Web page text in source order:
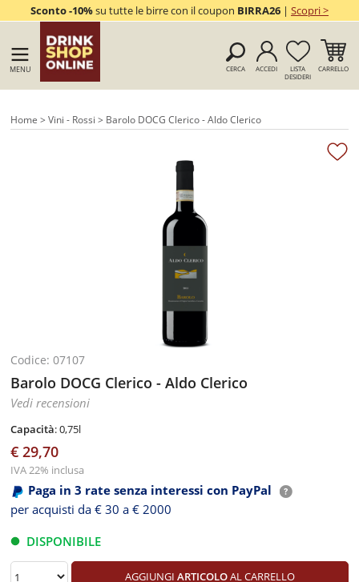
Sconto -10%su tutte le birre con il coupon BIRRA26| Scopri >
MENU CERCA ACCEDI
LISTA
DESIDERI
CARRELLO
Home >Vini - Rossi > Barolo DOCG Clerico - Aldo Clerico
Codice: 07107
Barolo DOCG Clerico - Aldo Clerico
Vedi recensioni
Capacità: 0,75l
€ 29,70
IVA 22% inclusa
Paga in 3 rate senza interessi con PayPal
per acquisti da € 30 a € 2000
DISPONIBILE
AGGIUNGI ARTICOLOAL CARRELLO